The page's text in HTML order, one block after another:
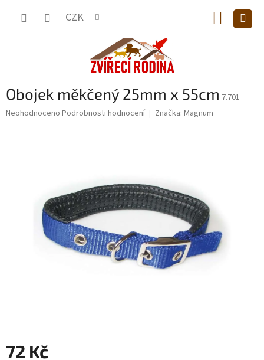
CZK
KOŠÍK
Obojek měkčený 25mm x 55cm 7.701
Průměrné
Neohodnoceno Podrobnosti hodnocení Značka: Magnum
72 Kč